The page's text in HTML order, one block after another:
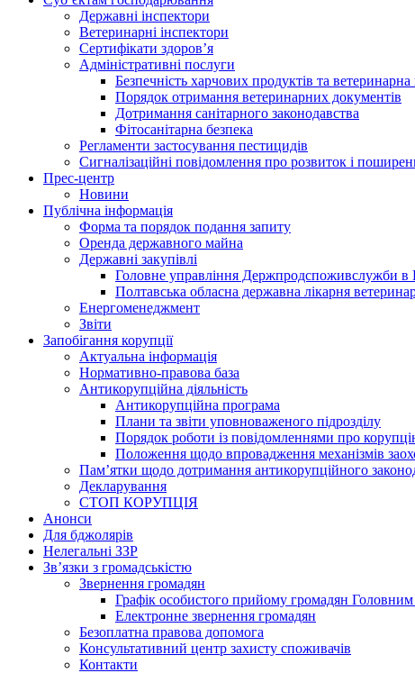
Державні інспектори
Ветеринарні інспектори
Сертифікати здоров’я
Адміністративні послуги
Безпечність харчових продуктів та
Порядок отримання ветеринарних документів
Дотримання санітарного законодавства
Фітосанітарна безпека
Регламенти застосування пестицидів
Сигналізаційні повідомлення про розвиток і
Прес-центр
Новини
Публічна інформація
Форма та порядок подання запиту
Оренда державного майна
Державні закупівлі
Головне управління Держпродспоживслужби в
Полтавська обласна державна лікарня
Енергоменеджмент
Звіти
Запобігання корупції
Актуальна інформація
Нормативно-правова база
Антикорупційна діяльність
Антикорупційна програма
Плани та звіти уповноваженого підрозділу
Порядок роботи із повідомленнями про
Положення щодо впровадження механізмів
Пам’ятки щодо дотримання антикорупційного
Декларування
СТОП КОРУПЦІЯ
Анонси
Для бджолярів
Нелегальні ЗЗР
Зв’язки з громадськістю
Звернення громадян
Графік особистого прийому громадян
Електронне звернення громадян
Безоплатна правова допомога
Консультативний центр захисту споживачів
Контакти